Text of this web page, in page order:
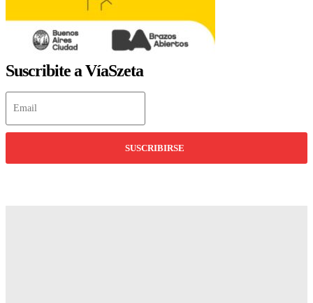
Suscribite a VíaSzeta
SUSCRIBIRSE